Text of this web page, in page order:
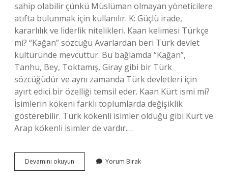
sahip olabilir çünkü Müslüman olmayan yöneticilere
atıfta bulunmak için kullanılır. K: Güçlü irade,
kararlılık ve liderlik nitelikleri. Kaan kelimesi Türkçe
mi? “Kağan” sözcüğü Avarlardan beri Türk devlet
kültüründe mevcuttur. Bu bağlamda “Kağan”,
Tanhu, Bey, Toktamış, Giray gibi bir Türk
sözcüğüdür ve aynı zamanda Türk devletleri için
ayırt edici bir özelliği temsil eder. Kaan Kürt ismi mi?
İsimlerin kökeni farklı toplumlarda değişiklik
gösterebilir. Türk kökenli isimler olduğu gibi Kürt ve
Arap kökenli isimler de vardır.…
Devamını okuyun
Ne
Yorum Bırak